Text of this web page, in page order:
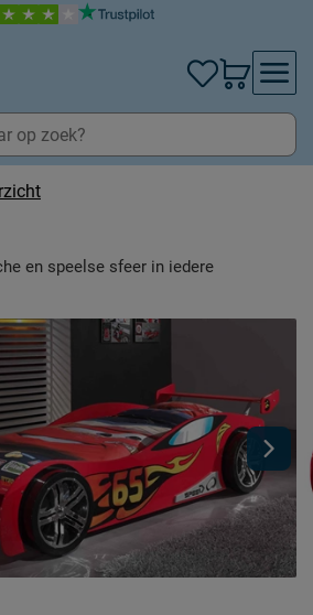
en speelse sfeer in iedere